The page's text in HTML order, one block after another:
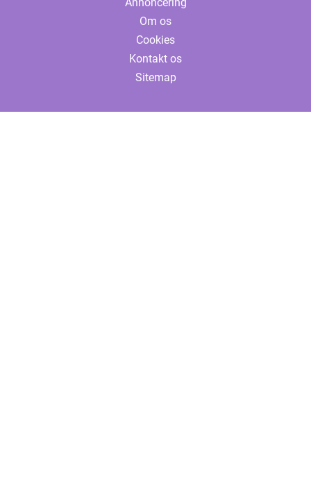
Annoncering
Om os
Cookies
Kontakt os
Sitemap